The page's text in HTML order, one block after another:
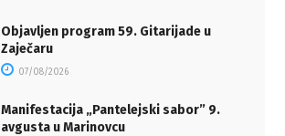
Objavljen program 59. Gitarijade u
Zaječaru
07/08/2026
Manifestacija „Pantelejski sabor” 9.
avgusta u Marinovcu